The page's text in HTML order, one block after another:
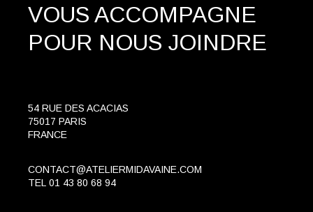
VOUS ACCOMPAGNE
POUR NOUS JOINDRE
54 RUE DES ACACIAS
75017 PARIS
FRANCE
CONTACT@ATELIERMIDAVAINE.COM
TEL 01 43 80 68 94